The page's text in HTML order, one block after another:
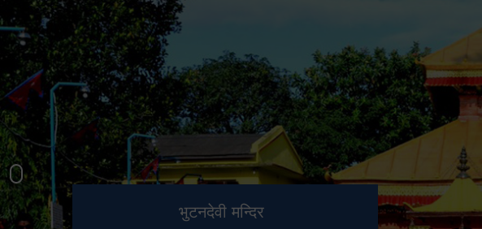
भुटनदेवी मन्दिर
स्मारक
हेटौंडा उपमहानगरपालिका नगर
कार्यपालिकाको कार्यालय
मनकामना डाँडाबाट देखिएको दृश्य